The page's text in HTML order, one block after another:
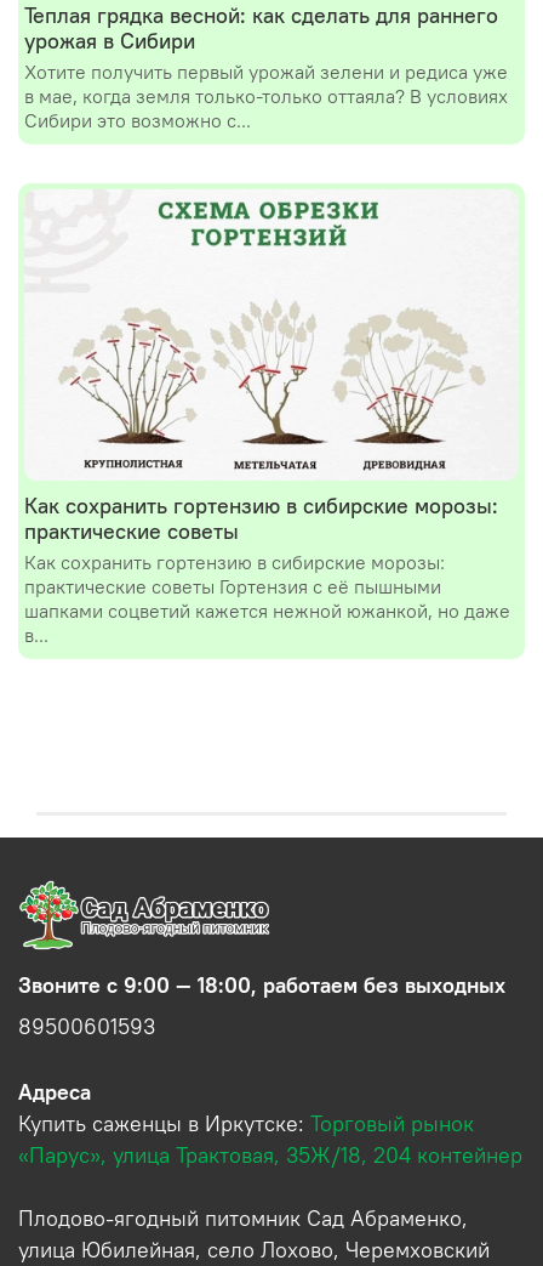
Теплая грядка весной: как сделать для раннего
урожая в Сибири
Хотите получить первый урожай зелени и редиса уже
в мае, когда земля только-только оттаяла? В условиях
Сибири это возможно с...
Как сохранить гортензию в сибирские морозы:
практические советы
Как сохранить гортензию в сибирские морозы:
практические советы Гортензия с её пышными
шапками соцветий кажется нежной южанкой, но даже
в...
Звоните с 9:00 — 18:00, работаем без выходных
89500601593
Адреса
Купить саженцы в Иркутске: Торговый рынок
«Парус», улица Трактовая, 35Ж/18, 204 контейнер
Плодово-ягодный питомник Сад Абраменко,
улица Юбилейная, село Лохово, Черемховский